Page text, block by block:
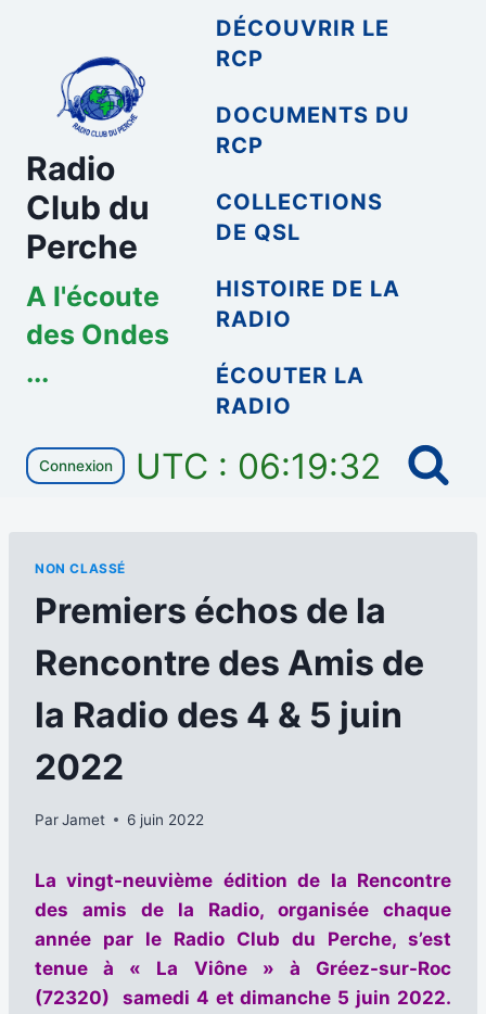
contenu
Radio
Club du
Perche
A l'écoute
des Ondes
...
DÉCOUVRIR LE
RCP
DOCUMENTS DU
RCP
COLLECTIONS
DE QSL
HISTOIRE DE LA
RADIO
ÉCOUTER LA
RADIO
Connexion UTC : 06:19:32
NON CLASSÉ
Premiers échos de la
Rencontre des Amis de
la Radio des 4 & 5 juin
2022
ParJamet 6 juin 2022
La vingt-neuvième édition de la Rencontre
des amis de la Radio, organisée chaque
année par le Radio Club du Perche, s’est
tenue à « La Viône » à Gréez-sur-Roc
(72320) samedi 4 et dimanche 5 juin 2022.